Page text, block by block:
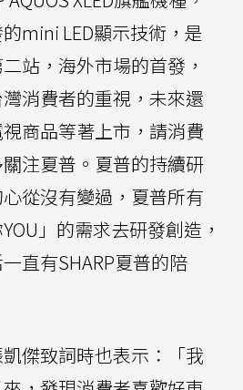
mini LED顯示技術，是
站，海外市場的首發，
消費者的重視，未來還
商品等著上市，請消費
注夏普。夏普的持續研
從沒有變過，夏普所有
」的需求去研發創造，
直有SHARP夏普的陪
傑致詞時也表示：「我